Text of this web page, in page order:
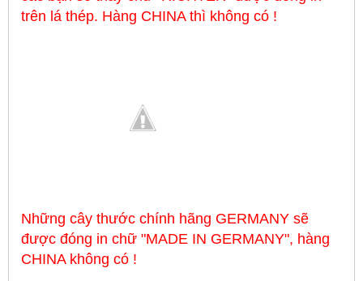
trên lá thép. Hàng CHINA thì không có !
Những cây thước chính hãng GERMANY sẽ
được đóng in chữ "MADE IN GERMANY", hàng
CHINA không có !